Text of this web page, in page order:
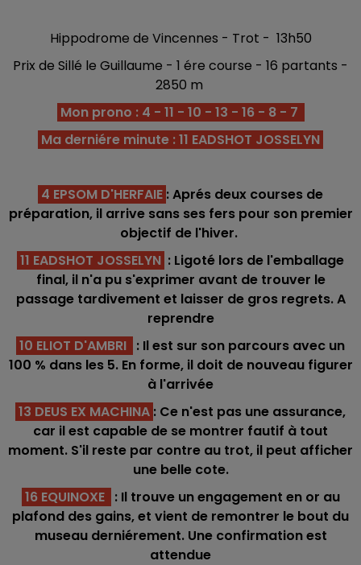
Hippodrome de Vincennes - Trot - 13h50
Prix de Sillé le Guillaume - 1 ére course - 16 partants -
2850 m
Mon prono : 4 - 11 - 10 - 13 - 16 - 8 - 7
Ma derniére minute : 11 EADSHOT JOSSELYN
4 EPSOM D'HERFAIE : Aprés deux courses de
préparation, il arrive sans ses fers pour son premier
objectif de l'hiver.
11 EADSHOT JOSSELYN : Ligoté lors de l'emballage
final, il n'a pu s'exprimer avant de trouver le
passage tardivement et laisser de gros regrets. A
reprendre
10 ELIOT D'AMBRI : Il est sur son parcours avec un
100 % dans les 5. En forme, il doit de nouveau figurer
à l'arrivée
13 DEUS EX MACHINA : Ce n'est pas une assurance,
car il est capable de se montrer fautif à tout
moment. S'il reste par contre au trot, il peut afficher
une belle cote.
16 EQUINOXE : Il trouve un engagement en or au
plafond des gains, et vient de remontrer le bout du
museau derniérement. Une confirmation est
attendue